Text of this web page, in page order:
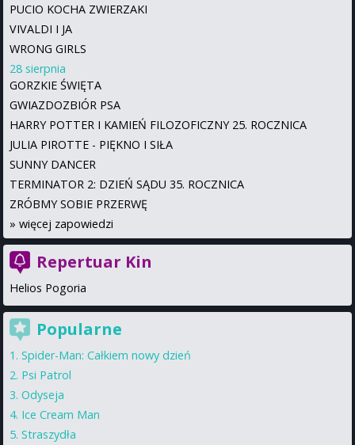
PUCIO KOCHA ZWIERZAKI
VIVALDI I JA
WRONG GIRLS
28 sierpnia
GORZKIE ŚWIĘTA
GWIAZDOZBIÓR PSA
HARRY POTTER I KAMIEŃ FILOZOFICZNY 25. ROCZNICA
JULIA PIROTTE - PIĘKNO I SIŁA
SUNNY DANCER
TERMINATOR 2: DZIEŃ SĄDU 35. ROCZNICA
ZRÓBMY SOBIE PRZERWĘ
» więcej zapowiedzi
Repertuar Kin
Helios Pogoria
Popularne
Spider-Man: Całkiem nowy dzień
Psi Patrol
Odyseja
Ice Cream Man
Straszydła